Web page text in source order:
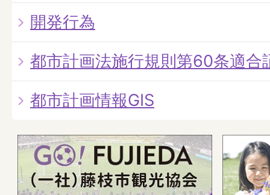
開発行為
都市計画法施行規則第60条適合
都市計画情報GIS